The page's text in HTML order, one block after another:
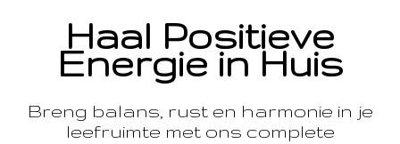
Haal Positieve
Energie in Huis
Breng balans, rust en harmonie in je
leefruimte met ons complete